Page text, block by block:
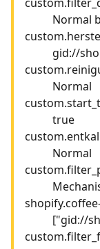
Normal
gid://
Normal
true
Normal
["gid://